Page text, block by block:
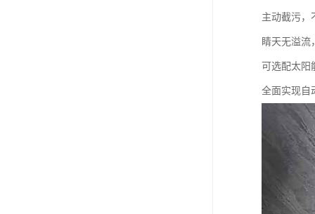
主动截污，
睛天无溢流
可选配太阳
全面实现自